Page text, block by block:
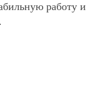
работу и